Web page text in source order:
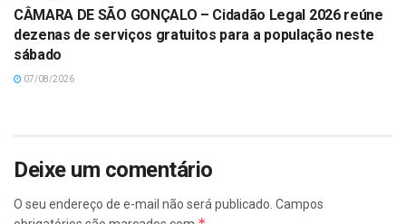
CÂMARA DE SÃO GONÇALO – Cidadão Legal 2026 reúne
dezenas de serviços gratuitos para a população neste
sábado
07/08/2026
Deixe um comentário
O seu endereço de e-mail não será publicado. Campos